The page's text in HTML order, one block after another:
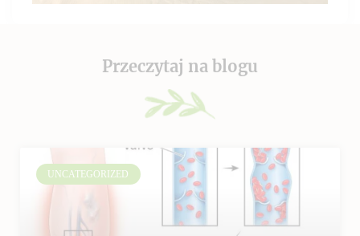
Przeczytaj na blogu
UNCATEGORIZED